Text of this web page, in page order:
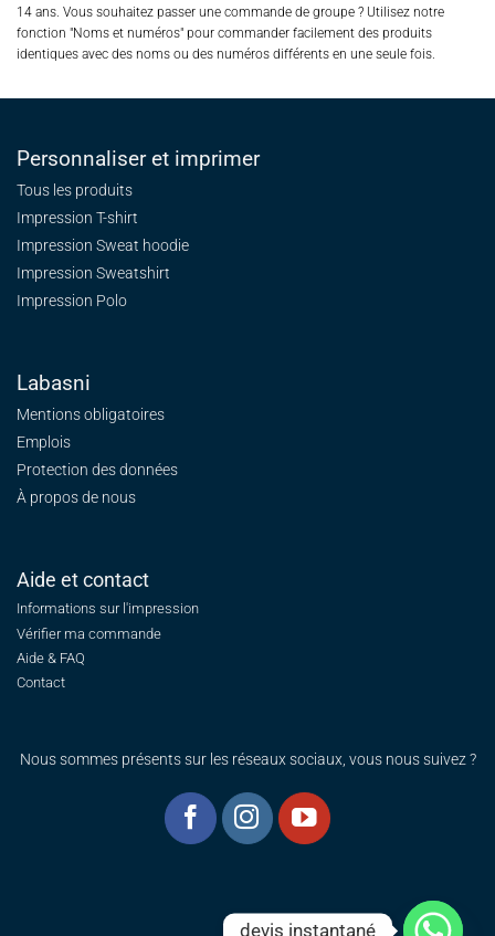
14 ans. Vous souhaitez passer une commande de groupe ? Utilisez notre
fonction "Noms et numéros" pour commander facilement des produits
identiques avec des noms ou des numéros différents en une seule fois.
Personnaliser et imprimer
Tous les produits
Impression T-shirt
Impression Sweat hoodie
Impression Sweatshirt
Impression Polo
Labasni
Mentions obligatoires
Emplois
Protection des données
À propos de nous
Aide et contact
Informations sur l'impression
Vérifier ma commande
Aide & FAQ
Contact
Nous sommes présents sur les réseaux sociaux, vous nous suivez ?
devis instantané